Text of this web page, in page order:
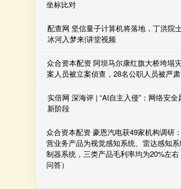
坐标比对
配查网 坚信量子计算机将落地，丁洪院
冰河入梦来|讲堂视频
众合资本配资 阿坝马尔康红旗大桥垮塌
案人员被立案侦查，28名公职人员被严
实倍网 深海评 | “AI自主入侵”：网络安全
新阶段
众合资本配资 豪恩汽电获49家机构调研
营业务产品为视觉感知系统、雷达感知
制器系统，三类产品毛利率均为20%左
问答）